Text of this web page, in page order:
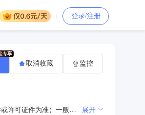
登录/注册
许可项目：住宅室内装饰装修。（依法须经批准的项目，经相关部门批准后方可开展经营活动，具体经营项目以相关部门批准文件或许可证件为准）一般项目：建筑陶瓷制品销售；日用陶瓷制品销售；建筑材料销售；建筑装饰材料销售；保温材料销售；砖瓦销售；轻质建筑材料销售；软木制品销售；地板销售；建筑砌块销售；金属工具销售；五金产品零售；金属结构销售；涂料销售（不含危险化学品）；隔热和隔音材料销售；塑料制品销售。（除依法须经批准的项目外，凭营业执照依法自主开展经营活动） 展开
取消收藏 监控